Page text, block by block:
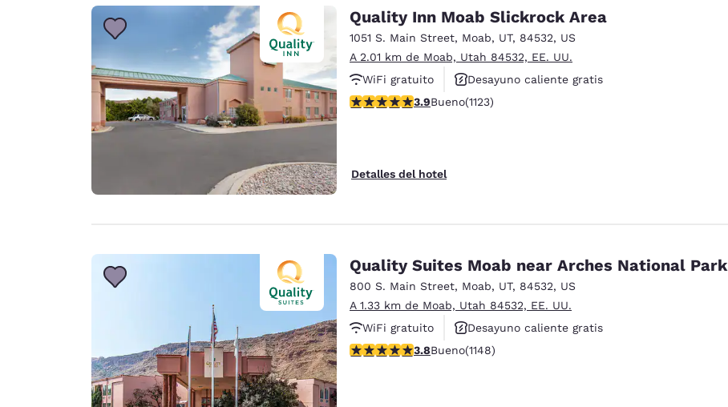
Español
Europa
Deutschland
Deutsch
Germany
Spain
Ireland
English
Asia-Pacífico
Australia
English
India
Quality Inn Moab Slickrock Area
1051 S. Main Street, Moab, UT, 84532, US
A 2.01 km de Moab, Utah 84532, EE. UU.
WiFi gratuito
Desayuno caliente gratis
Se aceptan mascotas
calificación de 3.91 estrellas. Bueno. 1123 reseñas
3.9Bueno(1123)
Detalles del hotel
Quality Suites Moab near Arches National Park
800 S. Main Street, Moab, UT, 84532, US
A 1.33 km de Moab, Utah 84532, EE. UU.
WiFi gratuito
Desayuno caliente gratis
Se aceptan mascotas
calificación de 3.78 estrellas. Bueno. 1148 reseñas
3.8Bueno(1148)